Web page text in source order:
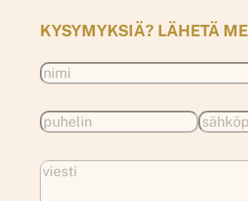
KYSYMYKSIÄ? LÄHETÄ